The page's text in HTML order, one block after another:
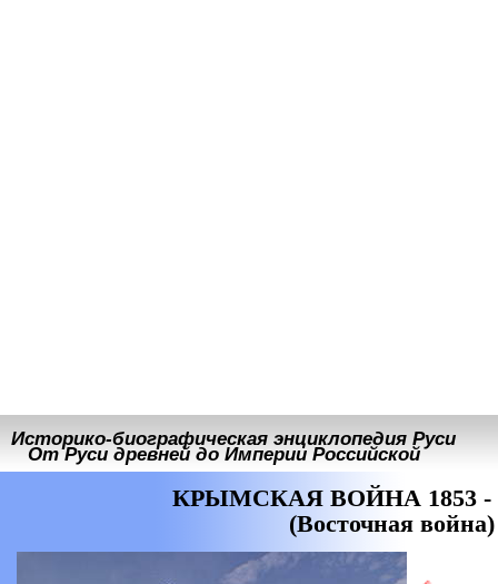
Историко-биографическая энциклопедия Руси
От Руси древней до Империи Российской
КРЫМСКАЯ ВОЙНА 1853 -
(Восточная война)